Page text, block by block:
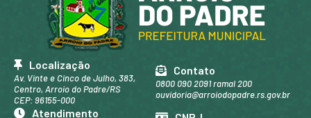
Localização
Av. Vinte e Cinco de Julho, 383,
Centro, Arroio do Padre/RS
CEP: 96155-000
Contato
0800 090 2091 ramal 200
ouvidoria@arroiodopadre.rs.gov.br
Atendimento